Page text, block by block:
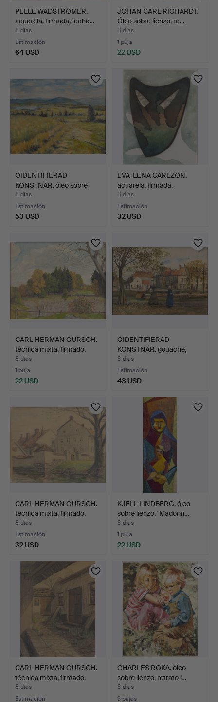
PELLE WADSTRÖMER.
acuarela, firmada, fecha…
8 días
Estimación
64 USD
JOHAN CARL RICHARDT.
Óleo sobre lienzo, re…
8 días
1 puja
22 USD
OIDENTIFIERAD
KONSTNÄR. óleo sobre
lienzo,…
8 días
Estimación
53 USD
EVA-LENA CARLZON.
acuarela, firmada.
8 días
Estimación
32 USD
CARL HERMAN GURSCH.
técnica mixta, firmado.
8 días
1 puja
22 USD
OIDENTIFIERAD
KONSTNÄR. gouache,
firmada A…
8 días
Estimación
43 USD
CARL HERMAN GURSCH.
técnica mixta, firmado.
8 días
Estimación
32 USD
KJELL LINDBERG. óleo
sobre lienzo, "Madonn…
8 días
1 puja
22 USD
CARL HERMAN GURSCH.
técnica mixta, firmado.
8 días
Estimación
CHARLES ROKA. óleo
sobre lienzo, retrato i…
8 días
3 pujas